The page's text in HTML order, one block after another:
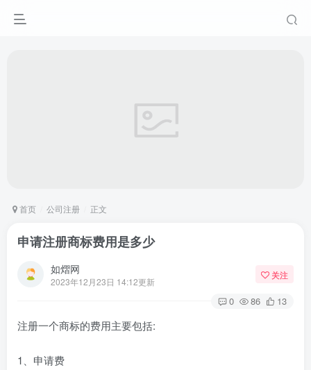
首页 公司注册 正文
申请注册商标费用是多少
如熠网
2023年12月23日 14:12更新
关注
0 86 13
注册一个商标的费用主要包括:
1、申请费